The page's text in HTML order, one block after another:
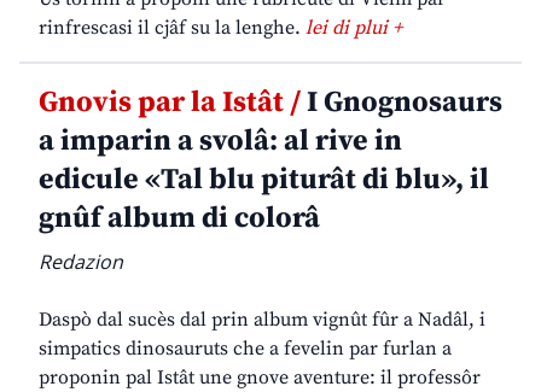
rinfrescasi il cjâf su la lenghe. lei di plui +
Gnovis par la Istât /I Gnognosaurs
a imparin a svolâ: al rive in
edicule «Tal blu piturât di blu», il
gnûf album di colorâ
Redazion
Daspò dal sucès dal prin album vignût fûr a Nadâl, i
simpatics dinosauruts che a fevelin par furlan a
proponin pal Istât une gnove aventure: il professôr